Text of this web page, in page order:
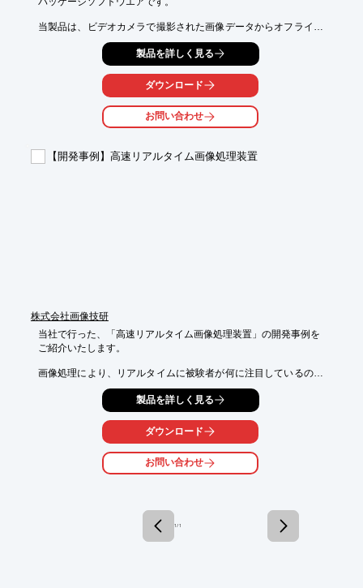
当製品は、ビデオカメラで撮影された画像データからオフライン
2次元の動作や行動を計測する「Move-tr/2D」をはじめ、
魚や線虫、蛇、紐状物体などの体幹の曲がり具合や向き、進行方
「Wriggle Tracker」などがパッケージされたWindows対応の製品
■2次元動画計測ソフトウェア「Move-tr/2D」
■2次元歪み計測ソフトウェア「Strain-mp」
製品を詳しく見る
ダウンロード
お問い合わせ
【開発事例】高速リアルタイム画像処理装置
株式会社画像技研
当社で行った、「高速リアルタイム画像処理装置」の開発事例を
ご紹介いたします。
画像処理により、リアルタイムに被験者が何に注目しているのか
計測し、結果を表示。VGAサイズのカメラ2台に対し、240fpsで
行うことができます。
また、FPGAの画像処理の内容を変更することにより、さまざま
■開発製品：高速リアルタイム画像処理装置
製品を詳しく見る
ダウンロード
お問い合わせ
1 / 1